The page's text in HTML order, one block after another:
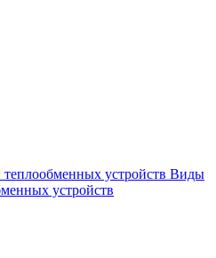
Виды
устройств